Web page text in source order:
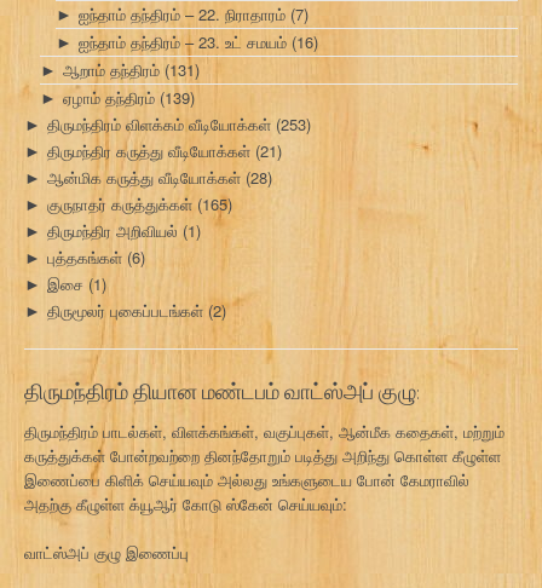
► ஐந்தாம் தந்திரம் – 22. நிராதாரம் (7)
► ஐந்தாம் தந்திரம் – 23. உட் சமயம் (16)
► ஆறாம் தந்திரம் (131)
► ஏழாம் தந்திரம் (139)
► திருமந்திரம் விளக்கம் வீடியோக்கள் (253)
► திருமந்திர கருத்து வீடியோக்கள் (21)
► ஆன்மிக கருத்து வீடியோக்கள் (28)
► குருநாதர் கருத்துக்கள் (165)
► திருமந்திர அறிவியல் (1)
► புத்தகங்கள் (6)
► இசை (1)
► திருமூலர் புகைப்படங்கள் (2)
திருமந்திரம் தியான மண்டபம் வாட்ஸ்அப் குழு:
திருமந்திரம் பாடல்கள், விளக்கங்கள், வகுப்புகள், ஆன்மீக கதைகள், மற்றும்
கருத்துக்கள் போன்றவற்றை தினந்தோறும் படித்து அறிந்து கொள்ள கீழுள்ள
இணைப்பை கிளிக் செய்யவும் அல்லது உங்களுடைய போன் கேமராவில்
அதற்கு கீழுள்ள க்யூஆர் கோடு ஸ்கேன் செய்யவும்:
வாட்ஸ்அப் குழு இணைப்பு